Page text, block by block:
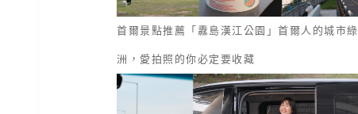
首爾景點推薦「纛島漢江公園」首爾人的城市綠
洲，愛拍照的你必定要收藏